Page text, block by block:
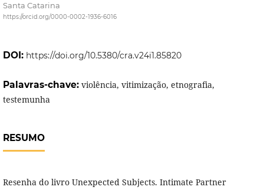
Santa Catarina
https://orcid.org/0000-0002-1936-6016
DOI: https://doi.org/10.5380/cra.v24i1.85820
Palavras-chave: violência, vitimização, etnografia,
testemunha
RESUMO
Resenha do livro Unexpected Subjects. Intimate Partner